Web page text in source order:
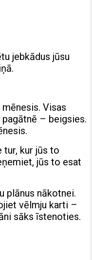
jebkādus jūsu
Visas
– beigsies.
tur, kur jūs to
jūs to esat
plānus nākotnei.
vēlmju karti –
sāks īstenoties.